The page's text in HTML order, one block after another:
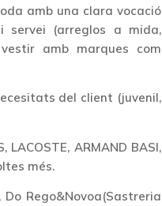
amb una clara vocació
(arreglos a mida,
amb marques com
del client (juvenil,
ARMAND BASI,
més.
Do Rego&Novoa(Sastreria